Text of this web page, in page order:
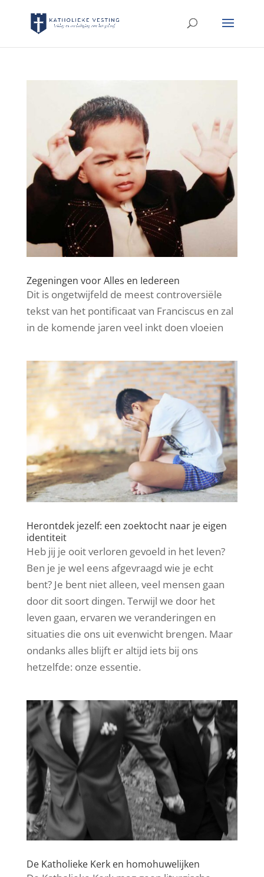
Zegeningen voor Alles en Iedereen
Dit is ongetwijfeld de meest controversiële
tekst van het pontificaat van Franciscus en zal
in de komende jaren veel inkt doen vloeien
Herontdek jezelf: een zoektocht naar je eigen
identiteit
Heb jij je ooit verloren gevoeld in het leven?
Ben je je wel eens afgevraagd wie je echt
bent? Je bent niet alleen, veel mensen gaan
door dit soort dingen. Terwijl we door het
leven gaan, ervaren we veranderingen en
situaties die ons uit evenwicht brengen. Maar
ondanks alles blijft er altijd iets bij ons
hetzelfde: onze essentie.
De Katholieke Kerk en homohuwelijken